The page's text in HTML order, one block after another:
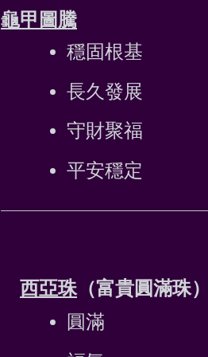
龜甲圖騰
穩固根基
長久發展
守財聚福
平安穩定
西亞珠（富貴圓滿珠）
圓滿